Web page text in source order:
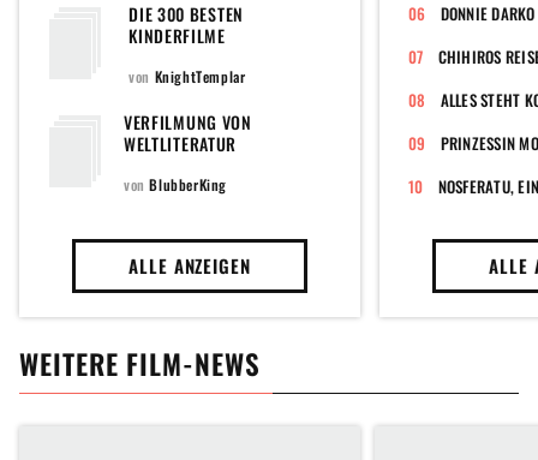
DIE 300 BESTEN
KINDERFILME
von KnightTemplar
VERFILMUNG VON
WELTLITERATUR
vonBlubberKing
ALLE ANZEIGEN
DONNIE DARKO
CHIHIROS
ALLES STEHT
PRINZESSIN
ALLE
WEITERE FILM-NEWS